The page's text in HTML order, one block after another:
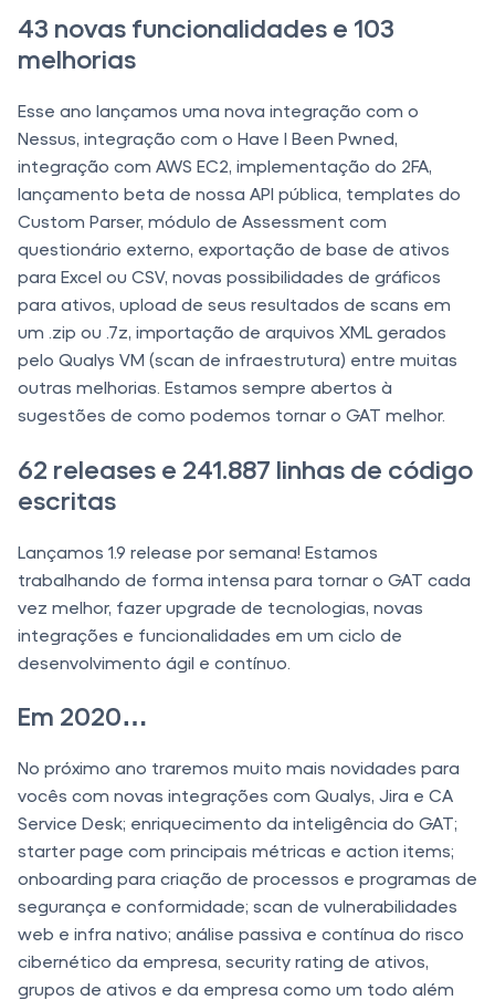
43 novas funcionalidades e 103
melhorias
Esse ano lançamos uma nova integração com o
Nessus, integração com o Have I Been Pwned,
integração com AWS EC2, implementação do 2FA,
lançamento beta de nossa API pública, templates do
Custom Parser, módulo de Assessment com
questionário externo, exportação de base de ativos
para Excel ou CSV, novas possibilidades de gráficos
para ativos, upload de seus resultados de scans em
um .zip ou .7z, importação de arquivos XML gerados
pelo Qualys VM (scan de infraestrutura) entre muitas
outras melhorias. Estamos sempre abertos à
sugestões de como podemos tornar o GAT melhor.
62 releases e 241.887 linhas de código
escritas
Lançamos 1.9 release por semana! Estamos
trabalhando de forma intensa para tornar o GAT cada
vez melhor, fazer upgrade de tecnologias, novas
integrações e funcionalidades em um ciclo de
desenvolvimento ágil e contínuo.
Em 2020…
No próximo ano traremos muito mais novidades para
vocês com novas integrações com Qualys, Jira e CA
Service Desk; enriquecimento da inteligência do GAT;
starter page com principais métricas e action items;
onboarding para criação de processos e programas de
segurança e conformidade; scan de vulnerabilidades
web e infra nativo; análise passiva e contínua do risco
cibernético da empresa, security rating de ativos,
grupos de ativos e da empresa como um todo além